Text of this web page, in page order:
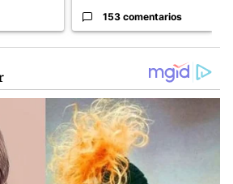
153 comentarios